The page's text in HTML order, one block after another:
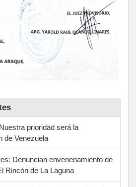
prioridad será la
de Venezuela
Denuncian envenenamiento de
Rincón de La Laguna